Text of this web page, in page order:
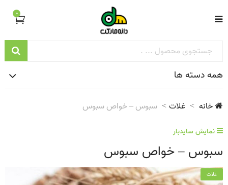
0
همه دسته ها
خانه غلات سبوس – خواص سبوس
نمایش سایدبار
سبوس – خواص سبوس
غلات